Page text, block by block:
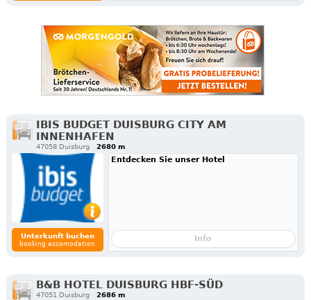
IBIS BUDGET DUISBURG CITY AM
INNENHAFEN
47058 Duisburg 2680 m
Unterkunft buchen
booking accomodation
Entdecken Sie unser Hotel
Info
B&B HOTEL DUISBURG HBF-SÜD
47051 Duisburg 2686 m